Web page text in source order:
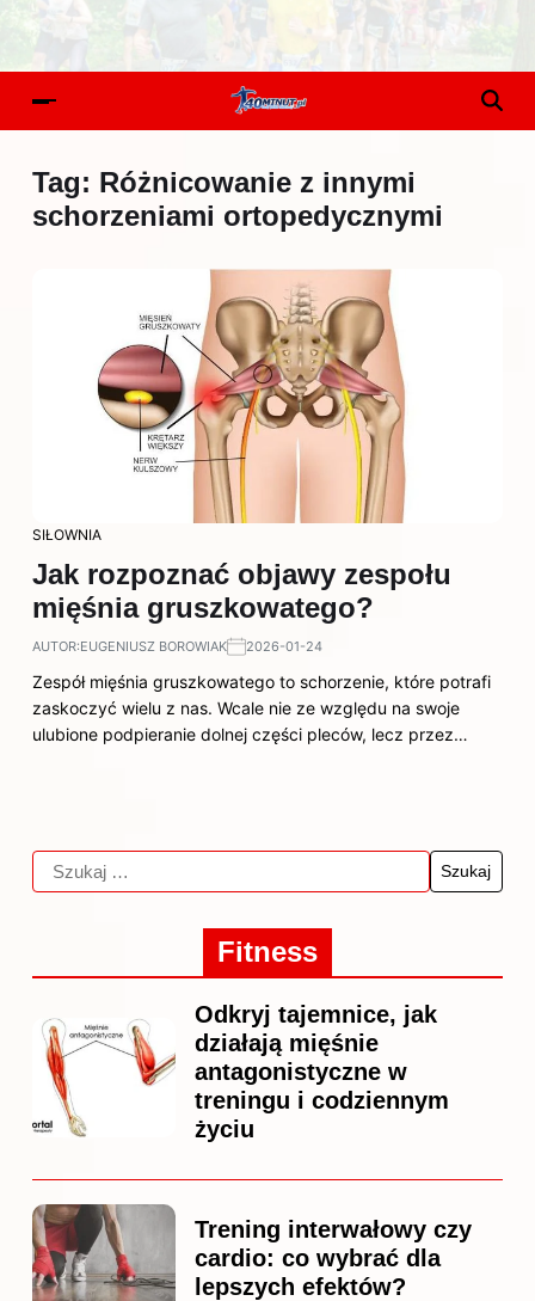
Tag: Różnicowanie z innymi
schorzeniami ortopedycznymi
SIŁOWNIA
Jak rozpoznać objawy zespołu
mięśnia gruszkowatego?
AUTOR:EUGENIUSZ BOROWIAK 2026-01-24
Zespół mięśnia gruszkowatego to schorzenie, które potrafi
zaskoczyć wielu z nas. Wcale nie ze względu na swoje
ulubione podpieranie dolnej części pleców, lecz przez…
Fitness
Odkryj tajemnice, jak
działają mięśnie
antagonistyczne w
treningu i codziennym
życiu
Trening interwałowy czy
cardio: co wybrać dla
lepszych efektów?